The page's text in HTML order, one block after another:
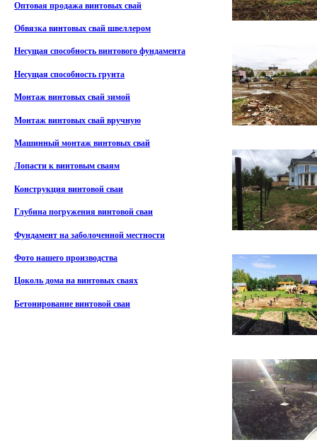
Оптовая продажа винтовых свай
Обвязка винтовых свай швеллером
Несущая способность винтового фундамента
Несущая способность грунта
Монтаж винтовых свай зимой
Монтаж винтовых свай вручную
Машинный монтаж винтовых свай
Лопасти к винтовым сваям
Конструкция винтовой сваи
Глубина погружения винтовой сваи
Фундамент на заболоченной местности
Фото нашего производства
Цоколь дома на винтовых сваях
Бетонирование винтовой сваи